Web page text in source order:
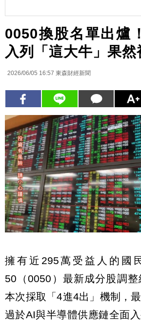
0050換股名單出爐
入列「這大牛」果然
2026/06/05 16:57 東森財經新聞
擁有近295萬受益人的國
50（0050）最新成分股調整
本次採取「4進4出」機制，
過於AI與半導體供應鏈全面